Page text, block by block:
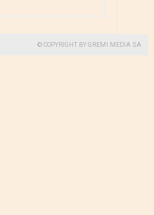
© COPYRIGHT BY GREMI MEDIA SA